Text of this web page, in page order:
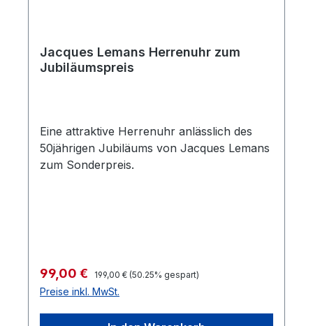
Jacques Lemans Herrenuhr zum
Jubiläumspreis
Eine attraktive Herrenuhr anlässlich des
50jährigen Jubiläums von Jacques Lemans
zum Sonderpreis.
Verkaufspreis:
99,00 € Regulärer Preis:
199,00 € (50.25% gespart)
Preise inkl. MwSt.